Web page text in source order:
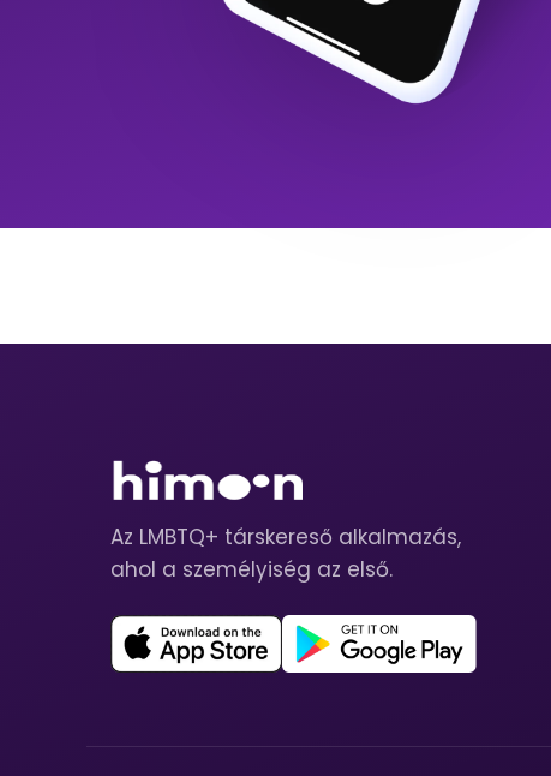
Az LMBTQ+ társkereső alkalmazás,
ahol a személyiség az első.